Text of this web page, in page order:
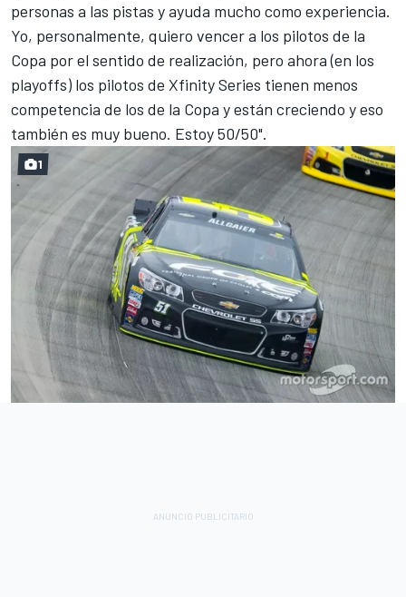
personas a las pistas y ayuda mucho como experiencia.
Yo, personalmente, quiero vencer a los pilotos de la
Copa por el sentido de realización, pero ahora (en los
playoffs) los pilotos de Xfinity Series tienen menos
competencia de los de la Copa y están creciendo y eso
también es muy bueno. Estoy 50/50".
1